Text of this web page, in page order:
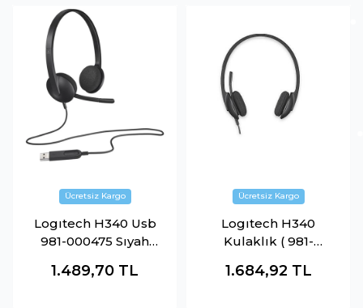
Logıtech H340 Usb
981-000475 Sıyah
1.489,70 TL
Logıtech H340
Kulaklık ( 981-
1.684,92 TL